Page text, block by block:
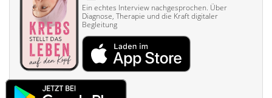
Ein echtes Interview nach­gesprochen. Über
Diagnose, Therapie und die Kraft digitaler
Begleitung